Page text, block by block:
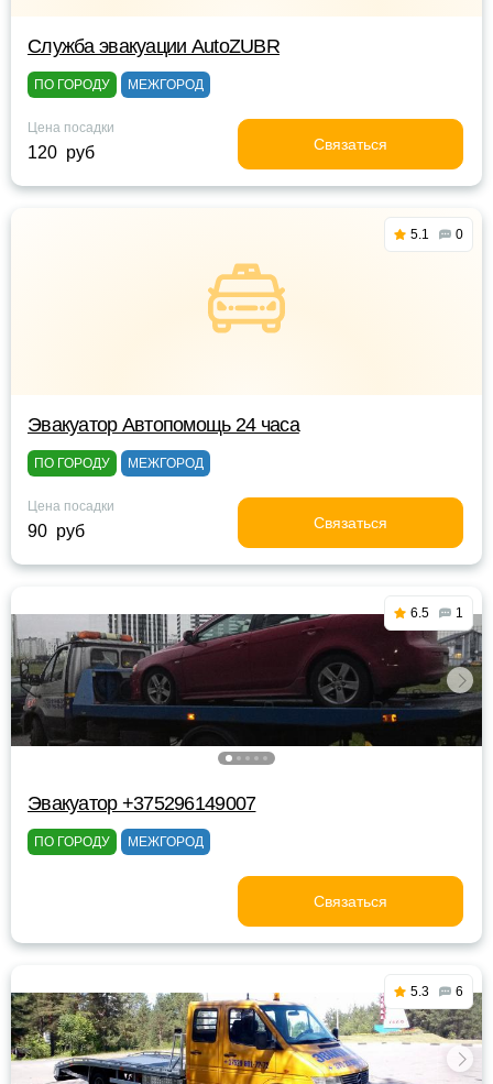
Служба эвакуации AutoZUBR
ПО ГОРОДУ МЕЖГОРОД
Цена посадки
120 руб Связаться
5.1 0
Эвакуатор Автопомощь 24 часа
ПО ГОРОДУ МЕЖГОРОД
Цена посадки
90 руб Связаться
6.5 1
Эвакуатор +375296149007
ПО ГОРОДУ МЕЖГОРОД
Связаться
5.3 6